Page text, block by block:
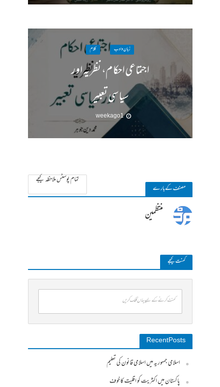
زبان وادب کلام
اجتماعی احکام، نظریہ اور
سیاسی تعبیر
1 week ago
مصنف کے بارے
تمام پوسٹس ملاحظہ کیجے
منتظمین
کمنت کیجے
کمنٹ کرنے کے لیے یہاں کلک کریں
Recent Posts
اسلامی جمہوریہ میں اسلامی قانون کی تعلیم
پاکستان میں اکثریت کو اقلیت کا خوف